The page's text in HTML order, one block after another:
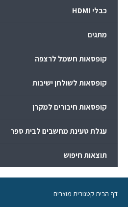
כבלי HDMI
מתגים
קופסאות חשמל לרצפה
קופסאות לשולחן ישיבות
קופסאות חיבורים למקרן
עגלת טעינת מחשבים לבית ספר
תוצאות חיפוש
דף הבית קטגורית מוצרים